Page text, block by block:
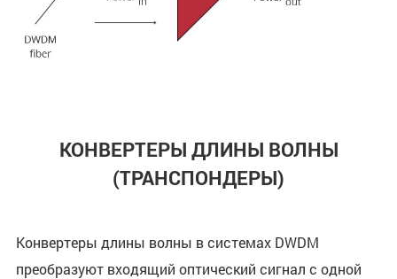
КОНВЕРТЕРЫ ДЛИНЫ ВОЛНЫ
(ТРАНСПОНДЕРЫ)
Конвертеры длины волны в системах DWDM
преобразуют входящий оптический сигнал с одной